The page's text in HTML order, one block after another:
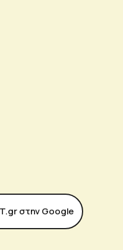
στην Google